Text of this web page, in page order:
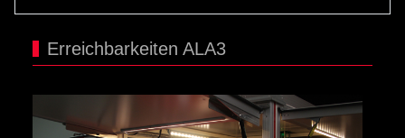
Erreichbarkeiten ALA3